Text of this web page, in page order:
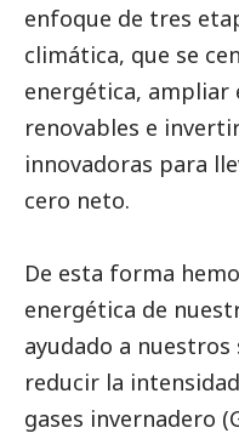
enfoque de tres
climática, que se
energética, ampliar
renovables e
innovadoras para
cero neto.
De esta forma
energética de
ayudado a
reducir la
gases invernadero